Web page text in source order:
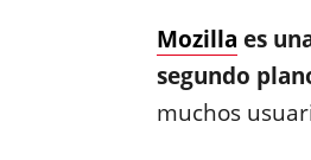
Mozilla es
segundo
muchos